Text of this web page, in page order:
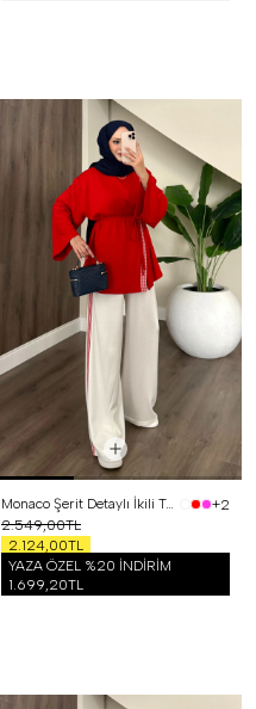
Monaco Şerit Detaylı İkili Takım Kırmızı
+2
2.549,00TL
2.124,00TL
YAZA ÖZEL %20 İNDİRİM
1.699,20TL